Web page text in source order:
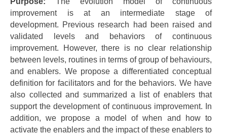
improvement is at an intermediate stage of
development. Previous research had been raised and
validated levels and behaviors of continuous
improvement. However, there is no clear relationship
between levels, routines in terms of group of behaviours,
and enablers. We propose a differentiated conceptual
definition for facilitators and for the behaviors. We have
also collected and summarized a list of enablers that
support the development of continuous improvement. In
addition, we propose a model of when and how to
activate the enablers and the impact of these enablers to